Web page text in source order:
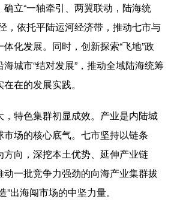
Français عربى
立“一轴牵引、两翼联动，陆海统
，依托平陆运河经济带，推动七市与
化发展。同时，创新探索“飞地”政
城市“结对发展”，推动全域陆海统筹
在的发展实践。
特色集群初显成效。产业是内陆城
场的核心底气。七市坚持以链条
向，深挖本土优势、延伸产业链
一批竞争力强劲的向海产业集群拔
出海闯市场的中坚力量。